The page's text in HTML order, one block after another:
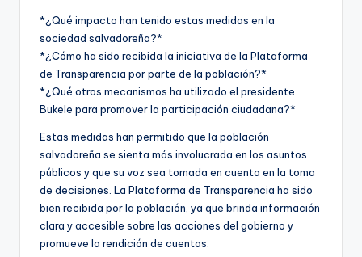
*¿Qué impacto han tenido estas medidas en la
sociedad salvadoreña?*
*¿Cómo ha sido recibida la iniciativa de la Plataforma
de Transparencia por parte de la población?*
*¿Qué otros mecanismos ha utilizado el presidente
Bukele para promover la participación ciudadana?*
Estas medidas han permitido que la población
salvadoreña se sienta más involucrada en los asuntos
públicos y que su voz sea tomada en cuenta en la toma
de decisiones. La Plataforma de Transparencia ha sido
bien recibida por la población, ya que brinda información
clara y accesible sobre las acciones del gobierno y
promueve la rendición de cuentas.